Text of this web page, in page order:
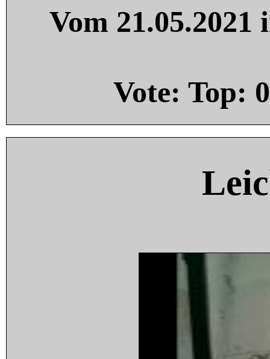
Vom
Vote: Top: 0